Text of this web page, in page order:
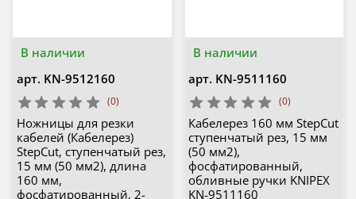
В наличии
арт. KN-9512160
(0)
Ножницы для резки
кабелей (Кабелерез)
StepCut, ступенчатый рез,
15 мм (50 мм2), длина
160 мм,
фосфатированный, 2-
В наличии
арт. KN-9511160
(0)
Кабелерез 160 мм StepCut
ступенчатый рез, 15 мм
(50 мм2),
фосфатированный,
обливные ручки KNIPEX
KN-9511160